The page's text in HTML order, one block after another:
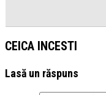
CEICA INCESTI
Lasă un răspuns